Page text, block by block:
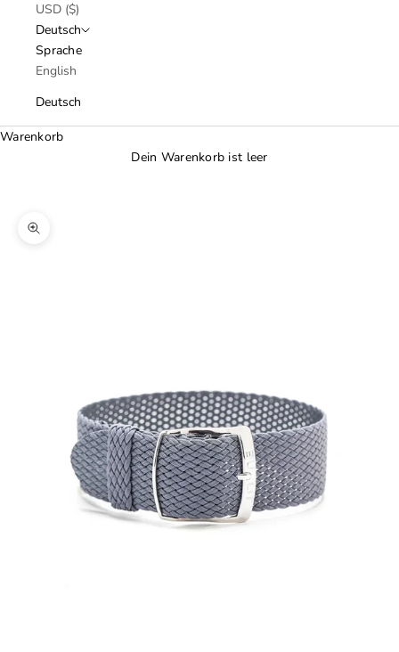
USD ($)
Deutsch
Sprache
English
Deutsch
Warenkorb
Dein Warenkorb ist leer
Bild vergrößern